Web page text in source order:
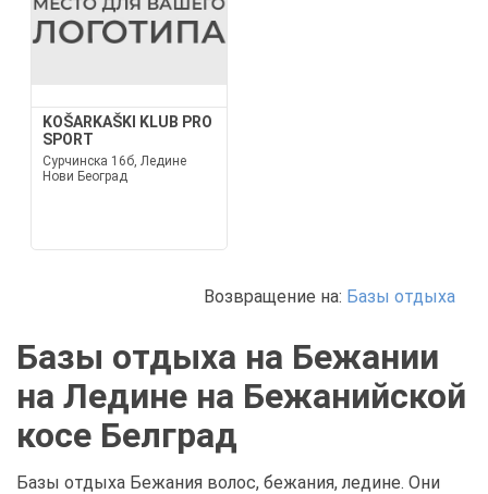
KOŠARKAŠKI KLUB PRO
SPORT
Сурчинска 16б, Ледине
Нови Београд
Возвращение на: Базы отдыха
Базы отдыха на Бежании
на Ледине на Бежанийской
косе Белград
Базы отдыха Бежания волос, бежания, ледине. Они